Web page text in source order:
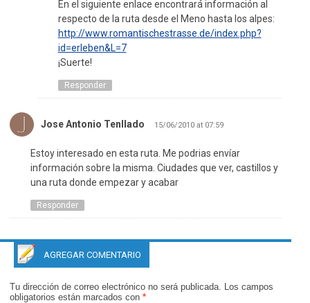
En el siguiente enlace encontrará información al
respecto de la ruta desde el Meno hasta los alpes:
http://www.romantischestrasse.de/index.php?
id=erleben&L=7
¡Suerte!
Responder
Jose Antonio Tenllado 15/06/2010 at 07:59
Estoy interesado en esta ruta. Me podrias envíar
información sobre la misma. Ciudades que ver, castillos y
una ruta donde empezar y acabar
Responder
AGREGAR COMENTARIO
Tu dirección de correo electrónico no será publicada.
Los campos
obligatorios están marcados con *